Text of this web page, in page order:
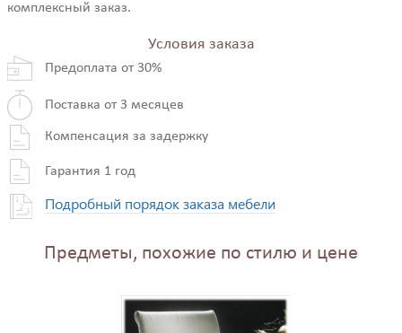
комплексный заказ.
Условия заказа
Предоплата от 30%
Поставка от 3 месяцев
Компенсация за задержку
Гарантия 1 год
Подробный порядок заказа мебели
Предметы, похожие по стилю и цене